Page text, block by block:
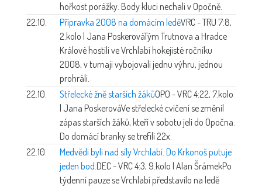
hořkost porážky. Body kluci nechali v Opočně.
22.10.
Přípravka 2008 na domácím leděVRC - TRU 7:8,
2.kolo | Jana PoskerováTým Trutnova a Hradce
Králové hostili ve Vrchlabí hokejisté ročníku
2008, v turnaji vybojovali jednu výhru, jednou
prohráli.
22.10.
Střelecké žně starších žákůOPO - VRC 4:22, 7.kolo
| Jana PoskerováVe střelecké cvičení se změnil
zápas starších žáků, kteří v sobotu jeli do Opočna.
Do domácí branky se trefili 22x.
22.10.
Medvědi byli nad síly Vrchlabí. Do Krkonoš putuje
jeden bod. DEC - VRC 4:3, 9.kolo | Alan ŠrámekPo
týdenní pauze se Vrchlabí představilo na ledě